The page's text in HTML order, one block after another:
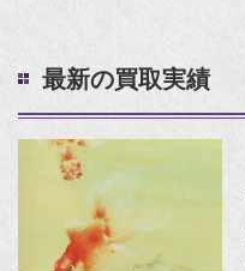
最新の買取実績